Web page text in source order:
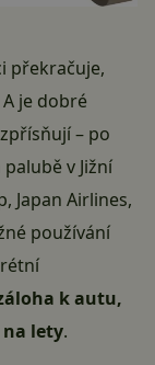
překračuje,
A je dobré
– po
v Jižní
Japan Airlines,
používání
k autu,
lety.